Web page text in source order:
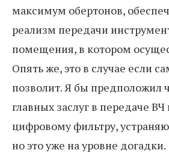
максимум обертонов,
реализм передачи
помещения, в котором
Опять же, это в случае если
позволит. Я бы предположил
главных заслуг в передаче
цифровому фильтру,
но это уже на уровне догадки.